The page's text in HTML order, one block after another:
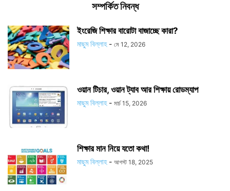
সম্পর্কিত নিবন্ধ
ইংরেজি শিক্ষার বারোটা বাজাচ্ছে কারা?
মাছুম বিল্লাহ - মে 12, 2026
ওয়ান টিচার, ওয়ান ট্যাব আর শিক্ষায় রোডম্যাপ
মাছুম বিল্লাহ - মার্চ 15, 2026
শিক্ষার মান নিয়ে যতো কথা!
মাছুম বিল্লাহ - আগস্ট 18, 2025